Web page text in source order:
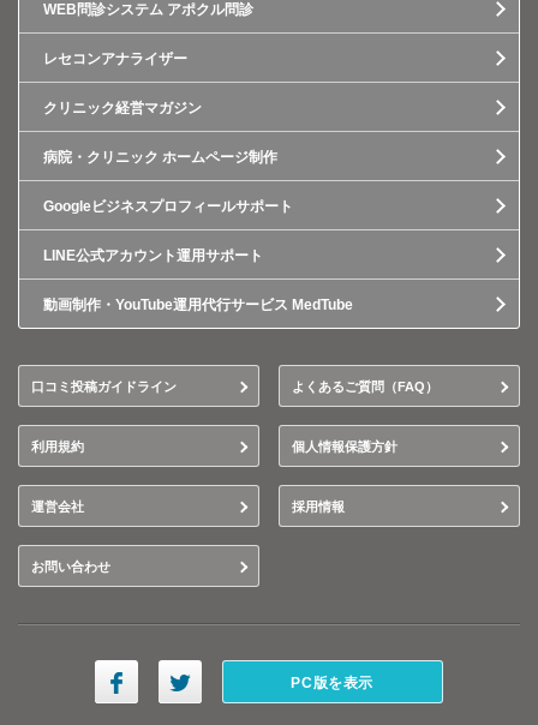
WEB問診システム アポクル問診
レセコンアナライザー
クリニック経営マガジン
病院・クリニック ホームページ制作
Googleビジネスプロフィールサポート
LINE公式アカウント運用サポート
動画制作・YouTube運用代行サービス MedTube
口コミ投稿ガイドライン よくあるご質問（FAQ）
利用規約 個人情報保護方針
運営会社 採用情報
お問い合わせ
PC版を表示